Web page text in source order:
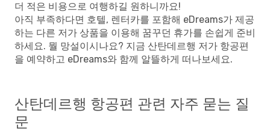
더 적은 비용으로 여행하길 원하니까요!
아직 부족하다면 호텔, 렌터카를 포함해 eDreams가 제공
하는 다른 저가 상품을 이용해 꿈꾸던 휴가를 손쉽게 준비
하세요. 뭘 망설이시나요? 지금 산탄데르행 저가 항공편
을 예약하고 eDreams와 함께 알뜰하게 떠나보세요.
산탄데르행 항공편 관련 자주 묻는 질
문